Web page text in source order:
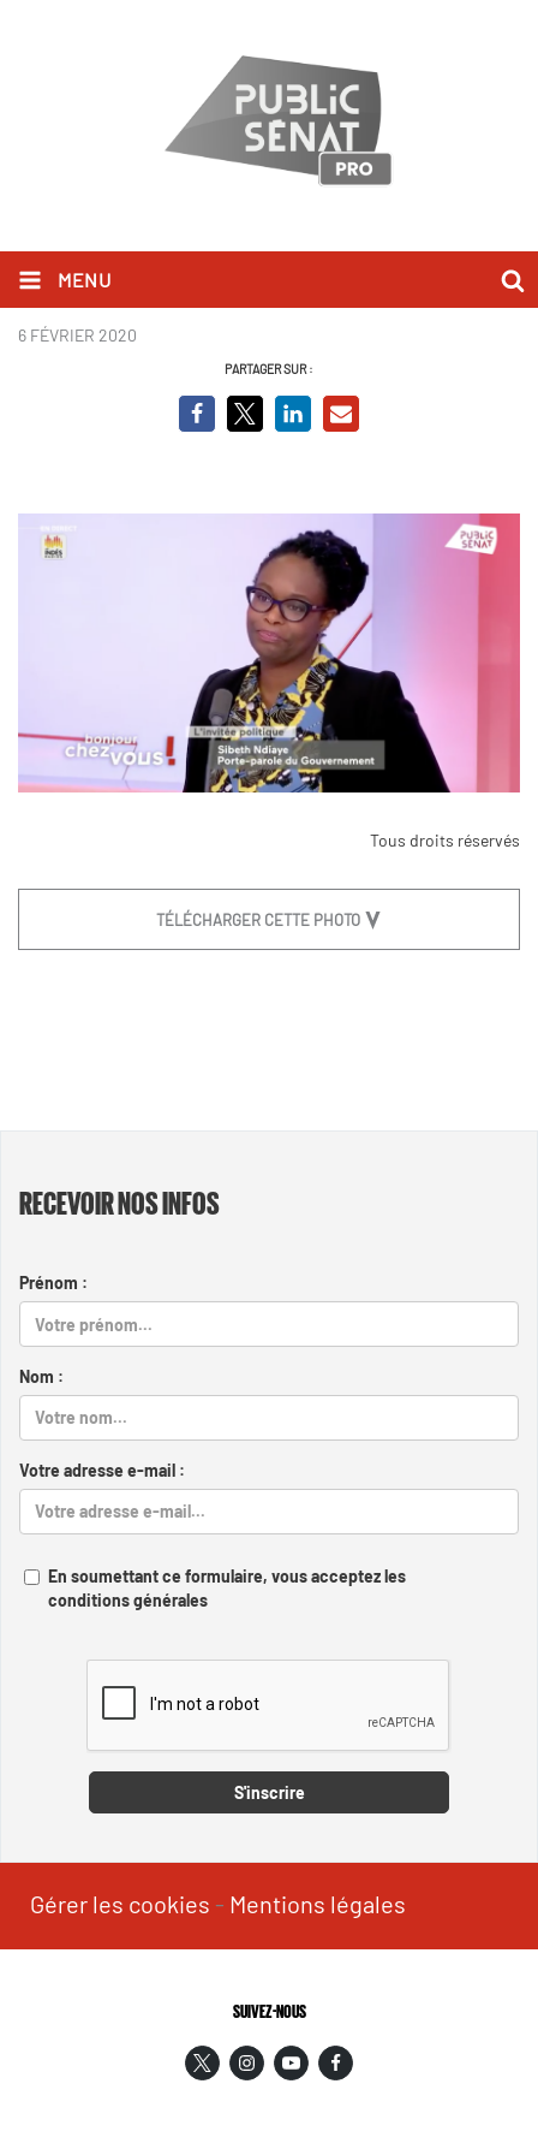
MENU
Sibeth Ndiaye.png
6 FÉVRIER 2020
PARTAGER SUR :
Tous droits réservés
TÉLÉCHARGER CETTE PHOTO
RECEVOIR NOS INFOS
Prénom :
Nom :
Votre adresse e-mail :
En soumettant ce formulaire, vous acceptez les
conditions générales
S'inscrire
Gérer les cookies - Mentions légales
SUIVEZ-NOUS